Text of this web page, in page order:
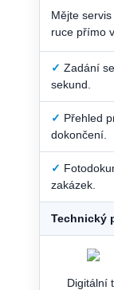
Mějte
ruce přímo
✓ Zadání
sekund.
✓ Přehled
dokončení.
✓
zakázek.
Technický
Digitální